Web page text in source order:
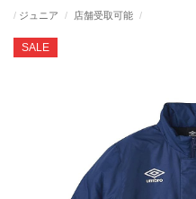
SALE
ジュニア 店舗受取可能